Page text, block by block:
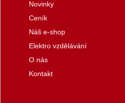
Novinky
Ceník
Náš e-shop
Elektro vzdělávání
O nás
Kontakt